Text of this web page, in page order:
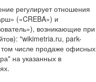
регулирует отношения
(«CREBA») и
возникающие при
"wikimetria.ru, park-
числе продаже офисных
на указанных в